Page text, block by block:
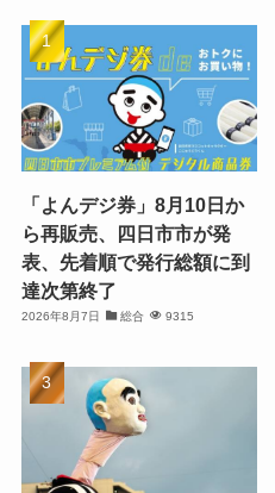
「よんデジ券」8月10日か
ら再販売、四日市市が発
表、先着順で発行総額に到
達次第終了
2026年8月7日 総合 9315